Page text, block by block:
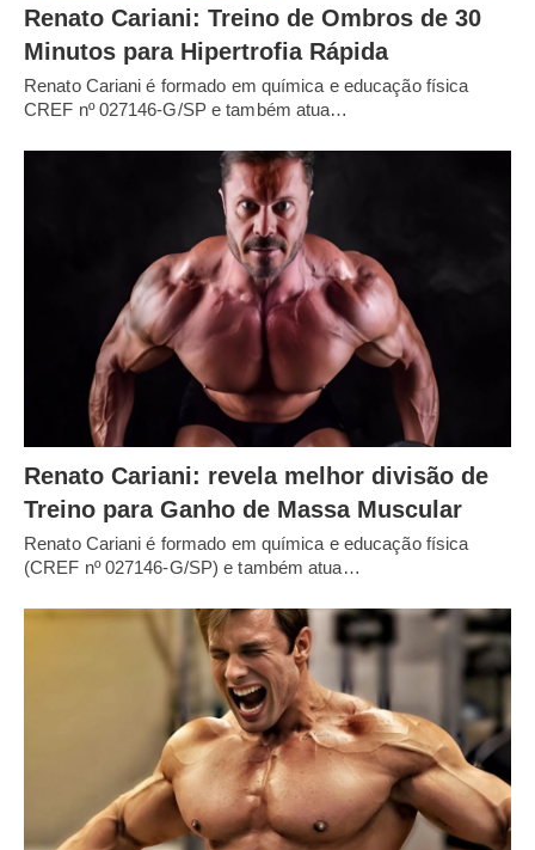
Renato Cariani: Treino de Ombros de 30
Minutos para Hipertrofia Rápida
Renato Cariani é formado em química e educação física
CREF nº 027146-G/SP e também atua…
Renato Cariani: revela melhor divisão de
Treino para Ganho de Massa Muscular
Renato Cariani é formado em química e educação física
(CREF nº 027146-G/SP) e também atua…